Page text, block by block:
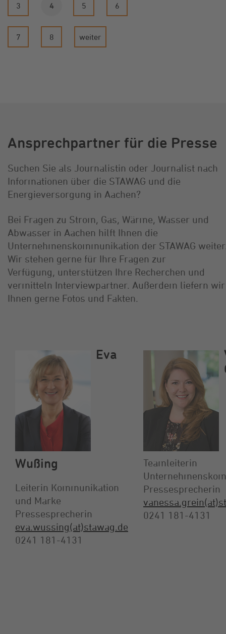
3 4 5 6
7 8 weiter
Ansprechpartner für die Presse
Suchen Sie als Journalistin oder Journalist nach
Informationen über die STAWAG und die
Energieversorgung in Aachen?
Bei Fragen zu Strom, Gas, Wärme, Wasser und
Abwasser in Aachen hilft Ihnen die
Unternehmenskommunikation der STAWAG
Wir stehen gerne für Ihre Fragen zur
Verfügung, unterstützen Ihre Recherchen und
vermitteln Interviewpartner. Außerdem liefern wir
Ihnen gerne Fotos und Fakten.
Eva
Wußing
Leiterin Kommunikation
und Marke
Pressesprecherin
eva.wussing(at)stawag.de
0241 181-4131
Teamleiterin
Pressesprecherin
0241 181-4131